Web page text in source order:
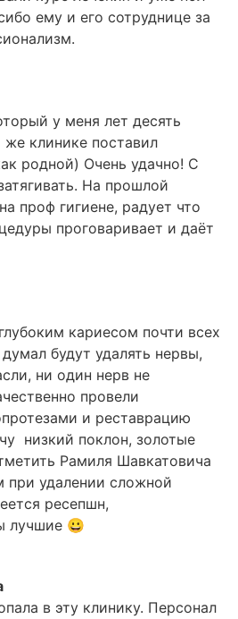
ему и его сотруднице за
у меня лет десять
клинике поставил
родной) Очень удачно! С
На прошлой
проф гигиене, радует что
проговаривает и даёт
кариесом почти всех
будут удалять нервы,
ни один нерв не
провели
и реставрацию
низкий поклон, золотые
Рамиля Шавкатовича
при удалении сложной
ресепшн,
лучшие 😀
в эту клинику. Персонал